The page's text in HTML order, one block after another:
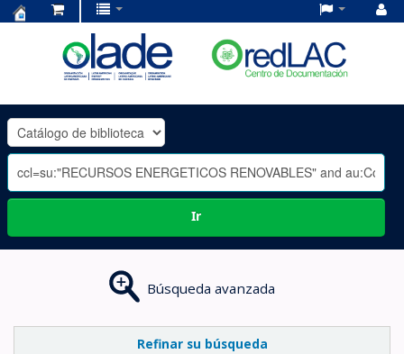
OLADE
-
Ir
Búsqueda avanzada
Refinar su búsqueda